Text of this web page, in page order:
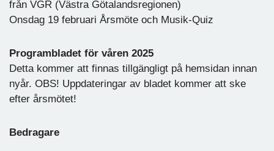
från VGR (Västra Götalandsregionen)
Onsdag 19 februari Årsmöte och Musik-Quiz
Programbladet för våren 2025
Detta kommer att finnas tillgängligt på hemsidan innan
nyår. OBS! Uppdateringar av bladet kommer att ske
efter årsmötet!
Bedragare